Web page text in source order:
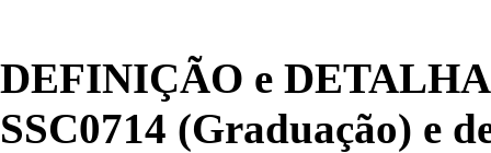
DEFINIÇÃO e
SSC0714 (Graduação) e